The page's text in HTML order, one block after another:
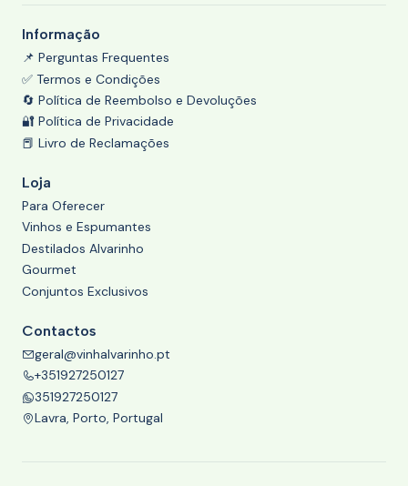
Informação
📌 Perguntas Frequentes
✅ Termos e Condições
🔄 Política de Reembolso e Devoluções
🔐 Política de Privacidade
📕 Livro de Reclamações
Loja
Para Oferecer
Vinhos e Espumantes
Destilados Alvarinho
Gourmet
Conjuntos Exclusivos
Contactos
geral@vinhalvarinho.pt
+351927250127
351927250127
Lavra, Porto, Portugal